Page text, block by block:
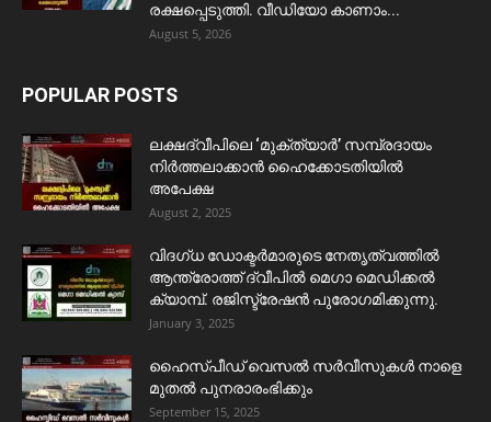
രക്ഷപ്പെടുത്തി. വീഡിയോ കാണാം...
August 5, 2026
POPULAR POSTS
ലക്ഷദ്വീപിലെ ‘മുക്ത്യാർ’ സമ്പ്രദായം
നിർത്തലാക്കാൻ ഹൈക്കോടതിയിൽ
അപേക്ഷ
August 2, 2025
വിദഗ്ധ ഡോക്ടർമാരുടെ നേതൃത്വത്തിൽ
ആന്ത്രോത്ത് ദ്വീപിൽ മെഗാ മെഡിക്കൽ
ക്യാമ്പ്. രജിസ്ട്രേഷൻ പുരോഗമിക്കുന്നു.
January 3, 2025
ഹൈസ്പീഡ് വെസൽ സർവീസുകൾ നാളെ
മുതൽ പുനരാരംഭിക്കും
September 15, 2025